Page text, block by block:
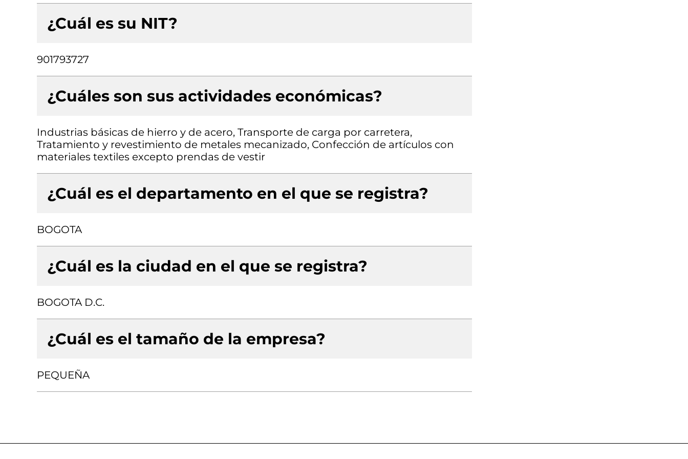
¿Cuál es su NIT?
901793727
¿Cuáles son sus actividades económicas?
Industrias básicas de hierro y de acero, Transporte de carga por carretera,
Tratamiento y revestimiento de metales mecanizado, Confección de artículos con
materiales textiles excepto prendas de vestir
¿Cuál es el departamento en el que se registra?
BOGOTA
¿Cuál es la ciudad en el que se registra?
BOGOTA D.C.
¿Cuál es el tamaño de la empresa?
PEQUEÑA